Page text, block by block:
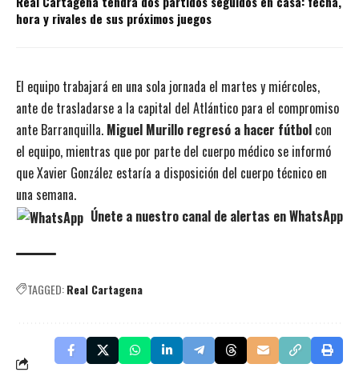
hora y rivales de sus próximos juegos
El equipo trabajará en una sola jornada el martes y miércoles,
ante de trasladarse a la capital del Atlántico para el compromiso
ante Barranquilla. Miguel Murillo regresó a hacer fútbol con
el equipo, mientras que por parte del cuerpo médico se informó
que Xavier González estaría a disposición del cuerpo técnico en
una semana.
Únete a nuestro canal de alertas en WhatsApp
TAGGED:Real Cartagena